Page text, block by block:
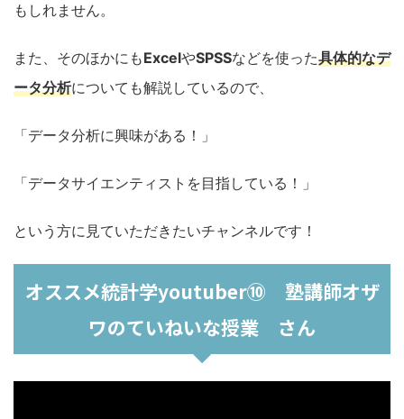
もしれません。
また、そのほかにもExcelやSPSSなどを使った具体的なデ
ータ分析についても解説しているので、
「データ分析に興味がある！」
「データサイエンティストを目指している！」
という方に見ていただきたいチャンネルです！
オススメ統計学youtuber⑩ 塾講師オザ
ワのていねいな授業 さん